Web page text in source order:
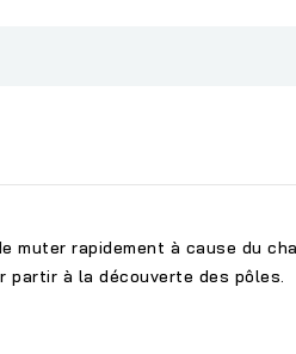
rapidement à cause du
partir à la découverte des pôles.